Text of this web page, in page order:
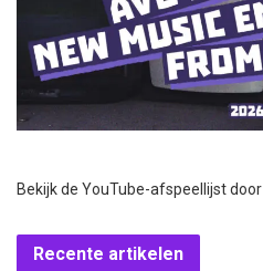
Bekijk de YouTube-afspeellijst
Recente artikelen